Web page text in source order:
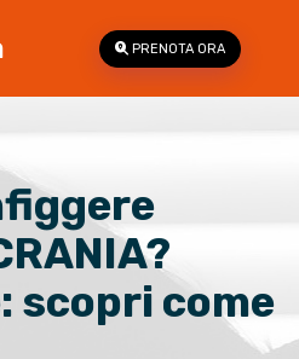
PRENOTA ORA
scopri come